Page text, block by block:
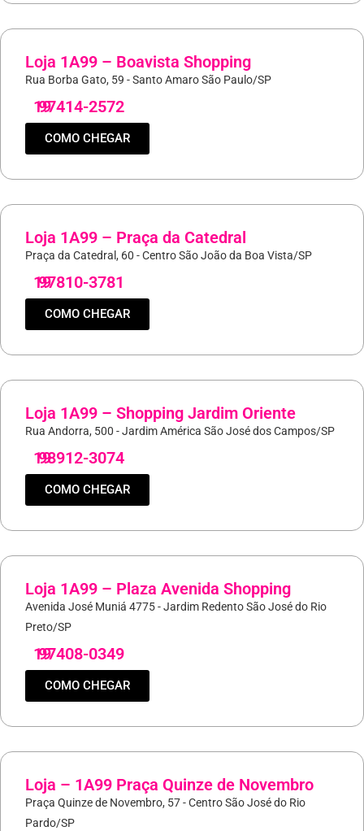
Loja 1A99 – Boavista Shopping
Rua Borba Gato, 59 - Santo Amaro São Paulo/SP
19
97414-2572
COMO CHEGAR
Loja 1A99 – Praça da Catedral
Praça da Catedral, 60 - Centro São João da Boa Vista/SP
19
97810-3781
COMO CHEGAR
Loja 1A99 – Shopping Jardim Oriente
Rua Andorra, 500 - Jardim América São José dos Campos/SP
19
98912-3074
COMO CHEGAR
Loja 1A99 – Plaza Avenida Shopping
Avenida José Muniá 4775 - Jardim Redento São José do Rio
Preto/SP
19
97408-0349
COMO CHEGAR
Loja – 1A99 Praça Quinze de Novembro
Praça Quinze de Novembro, 57 - Centro São José do Rio
Pardo/SP